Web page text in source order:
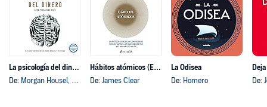
La psicología del dinero
De: Morgan Housel, y otros
Hábitos atómicos (Español neutro)
De: James Clear
La Odisea
De: Homero
De: